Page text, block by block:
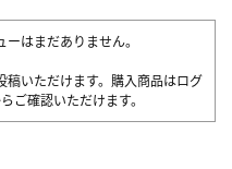
はまだありません。
稿いただけます。購入商品はログ
ご確認いただけます。